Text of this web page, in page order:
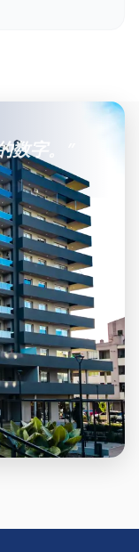
字。